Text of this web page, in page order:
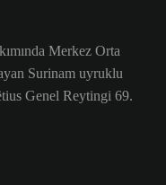
Merkez Orta
Surinam uyruklu
Genel Reytingi 69.